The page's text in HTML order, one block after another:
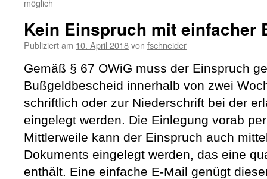
möglich
Kein Einspruch mit einfacher
Publiziert am 10. April 2018von fschneider
Gemäß § 67 OWiG muss der Einspruch
Bußgeldbescheid innerhalb von zwei
schriftlich oder zur Niederschrift bei der
eingelegt werden. Die Einlegung vorab
Mittlerweile kann der Einspruch auch
Dokuments eingelegt werden, das eine
enthält. Eine einfache E-Mail genügt